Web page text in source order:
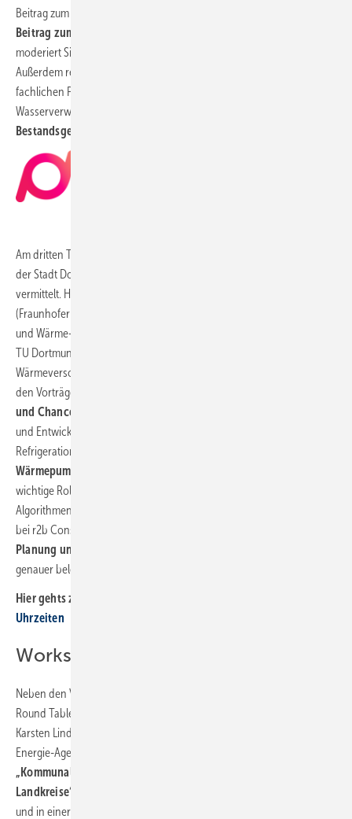
Beitrag zum Thema
Beitrag zum Gelingen der Wärmewende“
moderiert Silke Laufkötter, Chefredakteurin bei Euroheat&Power.
Außerdem referieren bspw. Lea Gallé und Wiebke Hoberg vom
fachlichen Partner Arbeitsgemeinschaft für sparsame Energie- und
Wasserverwendung (ASEW) zu
Bestandsgebieten – Herausforderungen und Lösungsansätze“
Am dritten Tag werden wissenschaftliche Impulse in Kooperation mit
der Stadt Dortmund beim
vermittelt. Hier zeigen Wärmepumpenexperte Fabian Ahrendts
(Fraunhofer IEG), Dr. Rolf Albus (Geschäftsführender Vorstand Gas-
und Wärme-Institut Essen (GWI)) und Dr. Sibylle Braungardt, tätig für
TU Dortmund und das Öko-Institut, Praxisbeispiele aus
Wärmeversorgung und Energieschutz. Informativ wird es auch bei
den Vorträgen
und Chancen“
und Entwicklung beim GWI, oder bei Thomas Lergenmüllers (GEA
Refrigeration Technologies) Beitrag
Wärmepumpenlösungen für Industrie und Gemeinden“
wichtige Rolle in der Wärmewende spielen auch geodatenbasierte
Algorithmen und Datenbanken, die von Christoph Schmitz, Manager
bei r2b Consulting, im Vortrag
Planung und effiziente Dekarbonisierung der Wärmeversorgung“
genauer beleuchtet werden.
Hier gehts zur Übersicht aller
Uhrzeiten
Workshops und Round Tables
Neben den Vorträgen sind inhaltlich tiefe Workshops und informative
Round Tables Schwerpunkt beim Programm der HEATEXPO. Dr.
Karsten Lindloff, Teamleiter Energieeffizienz bei der Deutschen
Energie-Agentur (dena), führt bspw. durch den
„Kommunale Wärmeplanung konkret – Kleine Kommunen und
Landkreise“
und in einer ausführlichen Gesprächsrunde die Chancen und